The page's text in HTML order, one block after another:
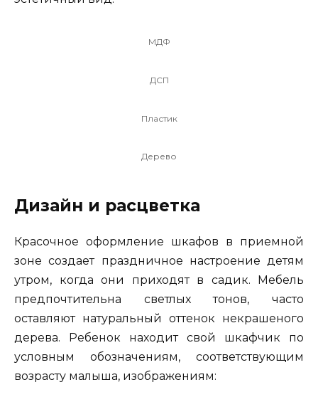
МДФ
ДСП
Пластик
Дерево
Дизайн и расцветка
Красочное оформление шкафов в приемной
зоне создает праздничное настроение детям
утром, когда они приходят в садик. Мебель
предпочтительна светлых тонов, часто
оставляют натуральный оттенок некрашеного
дерева. Ребенок находит свой шкафчик по
условным обозначениям, соответствующим
возрасту малыша, изображениям: